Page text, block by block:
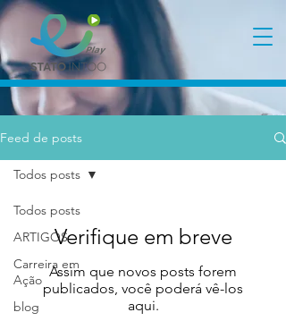
Feed de posts
Todos posts
ARTIGOS
Carreira em
Ação
blog
Todos posts
Verifique em breve
Assim que novos posts forem
publicados, você poderá vê-los
aqui.